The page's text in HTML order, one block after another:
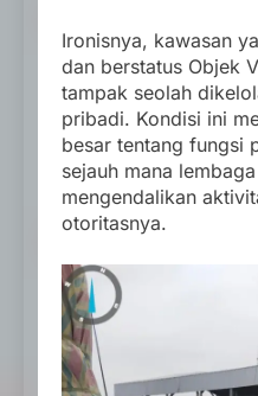
Ironisnya, kawasan
dan berstatus Objek
tampak seolah
pribadi. Kondisi ini
besar tentang fungsi
sejauh mana
mengendalikan
otoritasnya.